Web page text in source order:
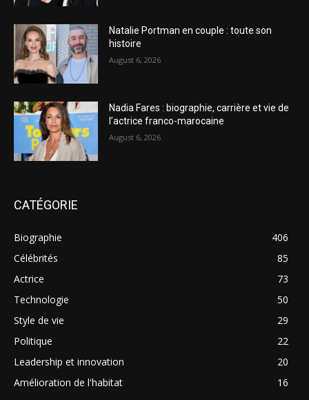
Natalie Portman en couple : toute son
histoire
August 6, 2026
Nadia Fares : biographie, carrière et vie de
l’actrice franco-marocaine
August 6, 2026
CATÉGORIE
Biographie
406
Célébrités
85
Actrice
73
Technologie
50
Style de vie
29
Politique
22
Leadership et innovation
20
Amélioration de l'habitat
16